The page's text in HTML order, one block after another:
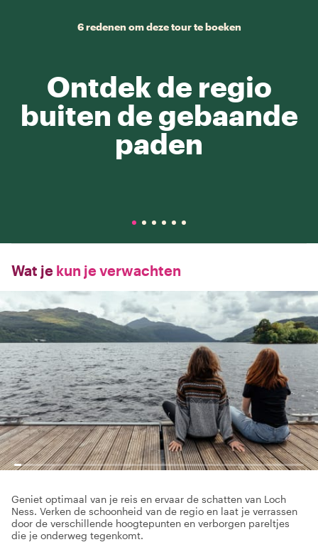
6 redenen om deze tour te boeken
Ontdek de regio
buiten de gebaande
paden
Wat je kun je verwachten
Geniet optimaal van je reis en ervaar de schatten van Loch
Ness. Verken de schoonheid van de regio en laat je verrassen
door de verschillende hoogtepunten en verborgen pareltjes
die je onderweg tegenkomt.